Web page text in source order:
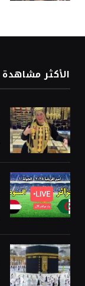
الأكثر مشاهدة